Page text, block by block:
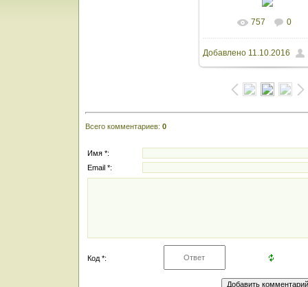
В реальном
1600x1200/
757 0
Добавлено 11.10.2016
Всего комментариев: 0
Имя *:
Email *:
Код *: